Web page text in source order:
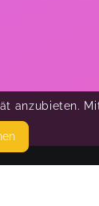
anzubieten.